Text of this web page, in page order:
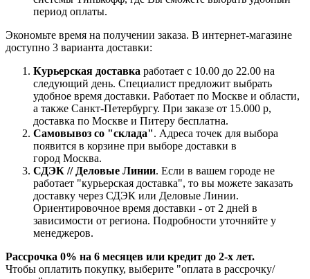
период оплаты.
Экономьте время на получении заказа. В интернет-магазине
доступно 3 варианта доставки:
Курьерская доставка работает с 10.00 до 22.00 на
следующий день. Специалист предложит выбрать
удобное время доставки. Работает по Москве и области,
а также Санкт-Петербургу. При заказе от 15.000 р,
доставка по Москве и Питеру бесплатна.
Самовывоз со "склада". Адреса точек для выбора
появится в корзине при выборе доставки в
город Москва.
СДЭК // Деловые Линии. Если в вашем городе не
работает "курьерская доставка", то вы можете заказать
доставку через СДЭК или Деловые Линии.
Ориентировочное время доставки - от 2 дней в
зависимости от региона. Подробности уточняйте у
менеджеров.
Рассрочка 0% на 6 месяцев или кредит до 2-х лет.
Чтобы оплатить покупку, выберите "оплата в рассрочку/